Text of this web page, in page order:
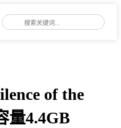
of the
量4.4GB